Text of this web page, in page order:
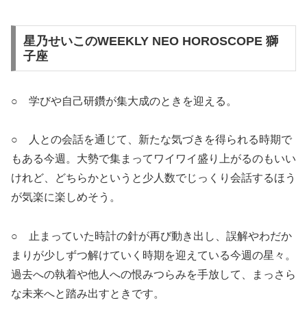
星乃せいこのWEEKLY NEO HOROSCOPE 獅
子座
○ 学びや自己研鑽が集大成のときを迎える。
○ 人との会話を通じて、新たな気づきを得られる時期で
もある今週。大勢で集まってワイワイ盛り上がるのもいい
けれど、どちらかというと少人数でじっくり会話するほう
が気楽に楽しめそう。
○ 止まっていた時計の針が再び動き出し、誤解やわだか
まりが少しずつ解けていく時期を迎えている今週の星々。
過去への執着や他人への恨みつらみを手放して、まっさら
な未来へと踏み出すときです。